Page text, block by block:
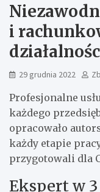
i
29 grudnia 2022
Profesjonalne
każdego
opracowało
każdy etapie
przygotowali dla
Ekspert w